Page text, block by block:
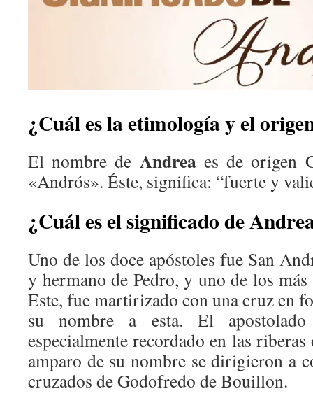
¿Cuál es la etimología y el
El nombre de Andreaes de origen
«Andrós». Éste, significa: “fuerte y
¿Cuál es el significado de
Uno de los doce apóstoles fue San
y hermano de Pedro, y uno de los
Este, fue martirizado con una cruz en
su nombre a esta. El
especialmente recordado en las
amparo de su nombre se dirigieron a
cruzados de Godofredo de Bouillon.